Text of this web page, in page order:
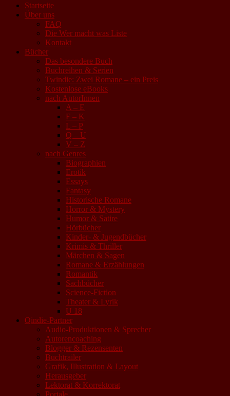
Startseite
Über uns
FAQ
Die Wer macht was Liste
Kontakt
Bücher
Das besondere Buch
Buchreihen & Serien
Twindie: Zwei Romane – ein Preis
Kostenlose eBooks
nach AutorInnen
A – E
F – K
L – P
Q – U
V – Z
nach Genres
Biographien
Erotik
Essays
Fantasy
Historische Romane
Horror & Mystery
Humor & Satire
Hörbücher
Kinder- & Jugendbücher
Krimis & Thriller
Märchen & Sagen
Romane & Erzählungen
Romantik
Sachbücher
Science-Fiction
Theater & Lyrik
U 18
Qindie-Partner
Audio-Produktionen & Sprecher
Autorencoaching
Blogger & Rezensenten
Buchtrailer
Grafik, Illustration & Layout
Herausgeber
Lektorat & Korrektorat
Portale